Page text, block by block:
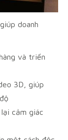
doanh
và triển
3D, giúp
cảm giác